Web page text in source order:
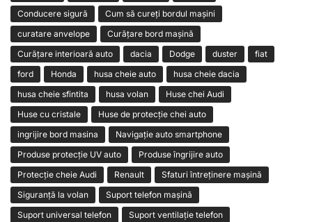
Conducere sigură
Cum să cureți bordul mașini
curatare anvelope
Curățare bord mașină
Curățare interioară auto
dacia Dodge duster
fiat
ford
Honda husa cheie auto
husa cheie dacia
husa cheie sfintita
husa volan
Huse chei Audi
Huse cu cristale
Huse de protecție chei auto
ingrijire bord masina
Navigație auto smartphone
Produse protecție UV auto
Produse îngrijire auto
Protecție cheie Audi
Renault
Sfaturi întreținere mașină
Siguranță la volan
Suport telefon mașină
Suport universal telefon
Suport ventilație telefon